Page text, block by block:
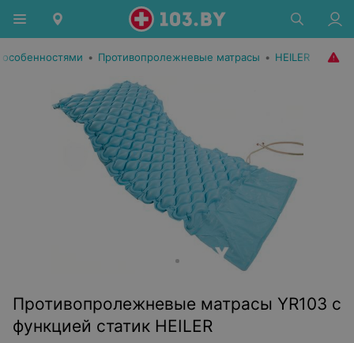
• Противопролежневые матрасы • HEILER
Противопролежневые матрасы YR103 с
функцией статик HEILER